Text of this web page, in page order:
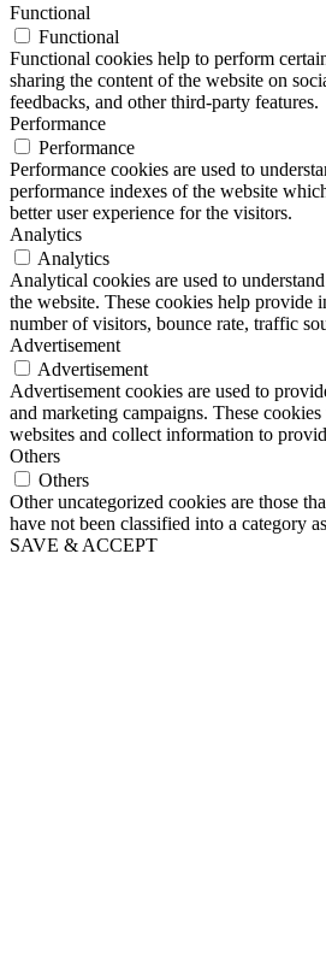
Functional
Functional
Functional cookies help to perform
sharing the content of the website on
feedbacks, and other third-party features.
Performance
Performance
Performance cookies are used to
performance indexes of the website
better user experience for the visitors.
Analytics
Analytics
Analytical cookies are used to
the website. These cookies help provide
number of visitors, bounce rate, traffic
Advertisement
Advertisement
Advertisement cookies are used to
and marketing campaigns. These
websites and collect information to
Others
Others
Other uncategorized cookies are those
have not been classified into a category
SAVE & ACCEPT